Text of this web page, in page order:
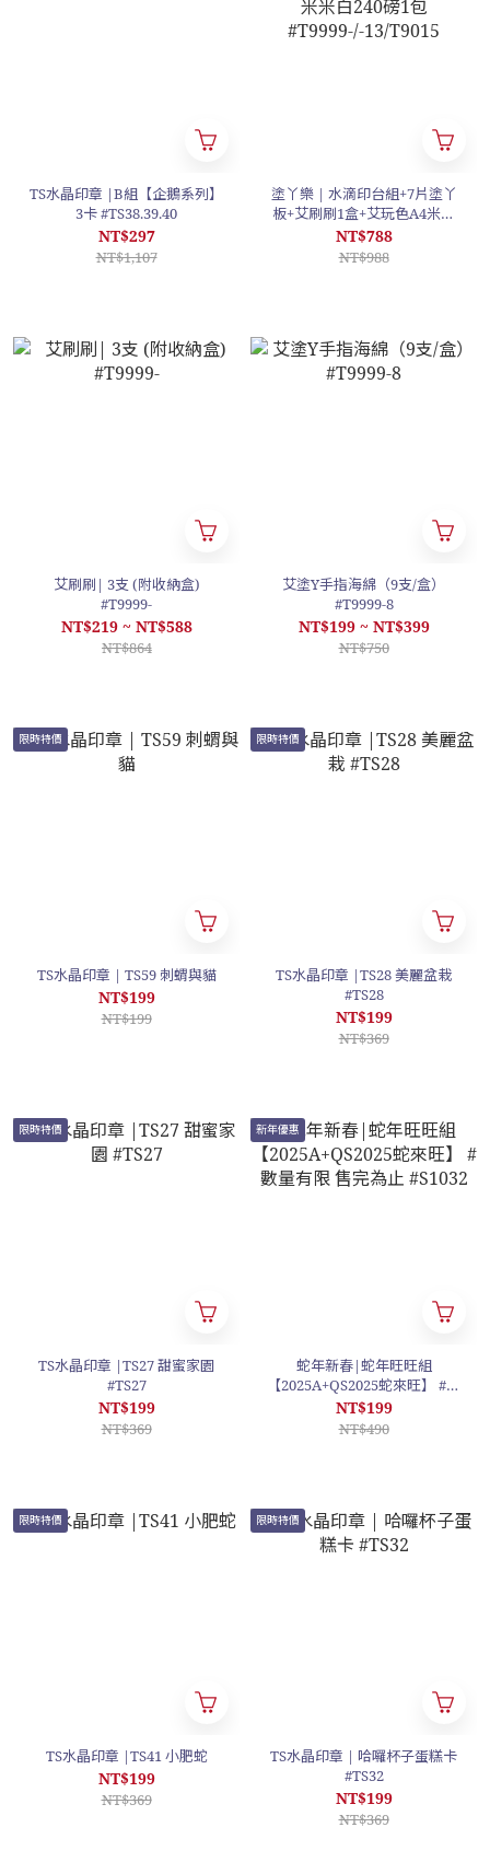
TS水晶印章 |B組【企鵝系列】
3卡 #TS38.39.40
NT$297
NT$1,107
塗丫樂 | 水滴印台組+7片塗丫
板+艾刷刷1盒+艾玩色A4米米
白240磅1包
#T9999-/-13/T9015
NT$788
NT$988
艾刷刷| 3支 (附收納盒)
#T9999-
NT$219 ~ NT$588
NT$864
艾塗Y手指海綿（9支/盒）
#T9999-8
NT$199 ~ NT$399
NT$750
限時特價
TS水晶印章 | TS59 刺蝟與貓
NT$199
NT$199
限時特價
TS水晶印章 |TS28 美麗盆栽
#TS28
NT$199
NT$369
限時特價
TS水晶印章 |TS27 甜蜜家園
#TS27
NT$199
NT$369
新年優惠
蛇年新春|蛇年旺旺組
【2025A+QS2025蛇來旺】 #數
量有限 售完為止 #S1032
NT$199
NT$490
限時特價
TS水晶印章 |TS41 小肥蛇
NT$199
NT$369
限時特價
TS水晶印章 | 哈囉杯子蛋糕卡
#TS32
NT$199
NT$369